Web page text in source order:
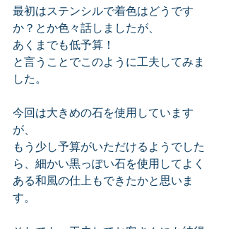
最初はステンシルで着色はどうです
か？とか色々話しましたが、
あくまでも低予算！
と言うことでこのように工夫してみま
した。
今回は大きめの石を使用しています
が、
もう少し予算がいただけるようでした
ら、細かい黒っぽい石を使用してよく
ある和風の仕上もできたかと思いま
す。